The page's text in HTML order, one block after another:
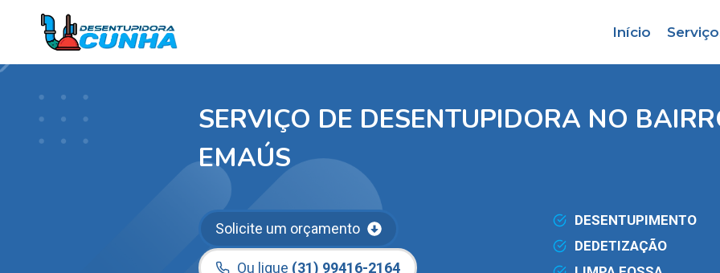
Conteúdo
Início
SERVIÇO DE DESENTUPIDORA NO
EMAÚS
Solicite um orçamento
Ou ligue (31) 99416-2164
DESENTUPIMENTO
DEDETIZAÇÃO